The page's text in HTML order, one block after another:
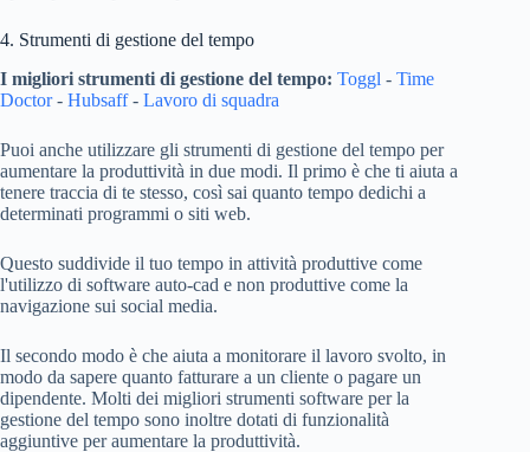
4. Strumenti di gestione del tempo
I migliori strumenti di gestione del tempo: Toggl - Time
Doctor- Hubsaff- Lavoro di squadra
Puoi anche utilizzare gli strumenti di gestione del tempo per
aumentare la produttività in due modi. Il primo è che ti aiuta a
tenere traccia di te stesso, così sai quanto tempo dedichi a
determinati programmi o siti web.
Questo suddivide il tuo tempo in attività produttive come
l'utilizzo di software auto-cad e non produttive come la
navigazione sui social media.
Il secondo modo è che aiuta a monitorare il lavoro svolto, in
modo da sapere quanto fatturare a un cliente o pagare un
dipendente. Molti dei migliori strumenti software per la
gestione del tempo sono inoltre dotati di funzionalità
aggiuntive per aumentare la produttività.